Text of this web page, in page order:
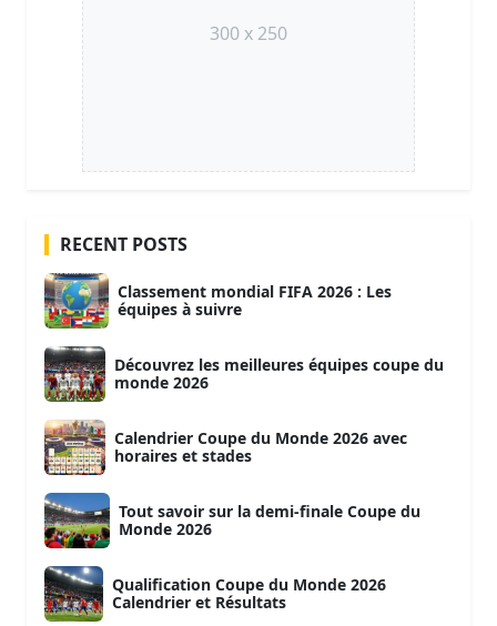
300 x 250
RECENT POSTS
Classement mondial FIFA 2026 : Les
équipes à suivre
Découvrez les meilleures équipes coupe du
monde 2026
Calendrier Coupe du Monde 2026 avec
horaires et stades
Tout savoir sur la demi-finale Coupe du
Monde 2026
Qualification Coupe du Monde 2026
Calendrier et Résultats